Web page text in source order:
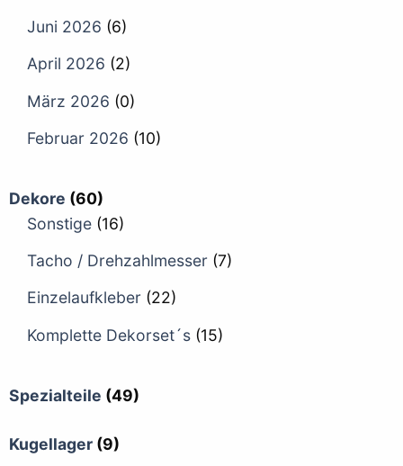
Juni 2026 (6)
April 2026 (2)
März 2026 (0)
Februar 2026 (10)
Dekore (60)
Sonstige (16)
Tacho / Drehzahlmesser (7)
Einzelaufkleber (22)
Komplette Dekorset´s (15)
Spezialteile (49)
Kugellager (9)